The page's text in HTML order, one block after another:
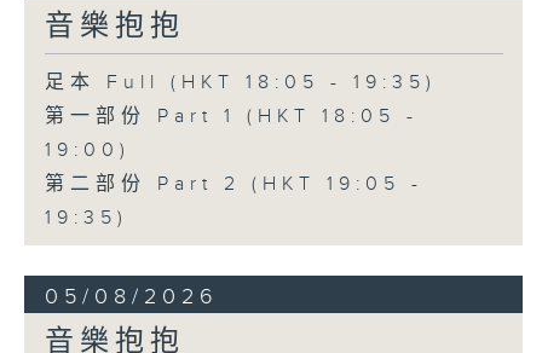
音樂抱抱
足本 Full (HKT 18:05 - 19:35)
第一部份 Part 1 (HKT 18:05 -
19:00)
第二部份 Part 2 (HKT 19:05 -
19:35)
05/08/2026
音樂抱抱